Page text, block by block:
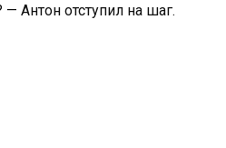
Антон отступил на шаг.